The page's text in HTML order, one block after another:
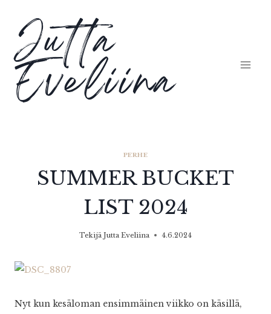
sisältöön
Jutta
Eveliina
PERHE
SUMMER BUCKET
LIST 2024
Tekijä Jutta Eveliina 4.6.2024
Nyt kun kesäloman ensimmäinen viikko on käsillä,